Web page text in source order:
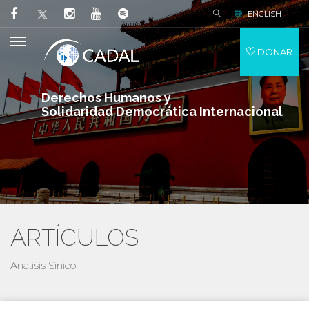
Derechos Humanos y
Solidaridad Democrática Internacional
ENGLISH
DONAR
ARTÍCULOS
Análisis Sínico